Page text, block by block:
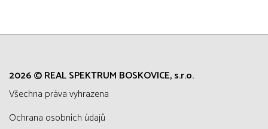
2026 © REAL SPEKTRUM BOSKOVICE, s.r.o.
všechna práva vyhrazena
Ochrana osobních údajů